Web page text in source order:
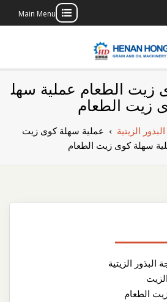
Main Menu
بناء مصنع إنتاج
الزيوت النباتية
الخاص بك
زيت الطعام عملية سهل
زيت الطعام
الزيتية › عملية سهلة كوى زيت
سهلة كوى زيت الطعام
البذور الزيتية
الطعام